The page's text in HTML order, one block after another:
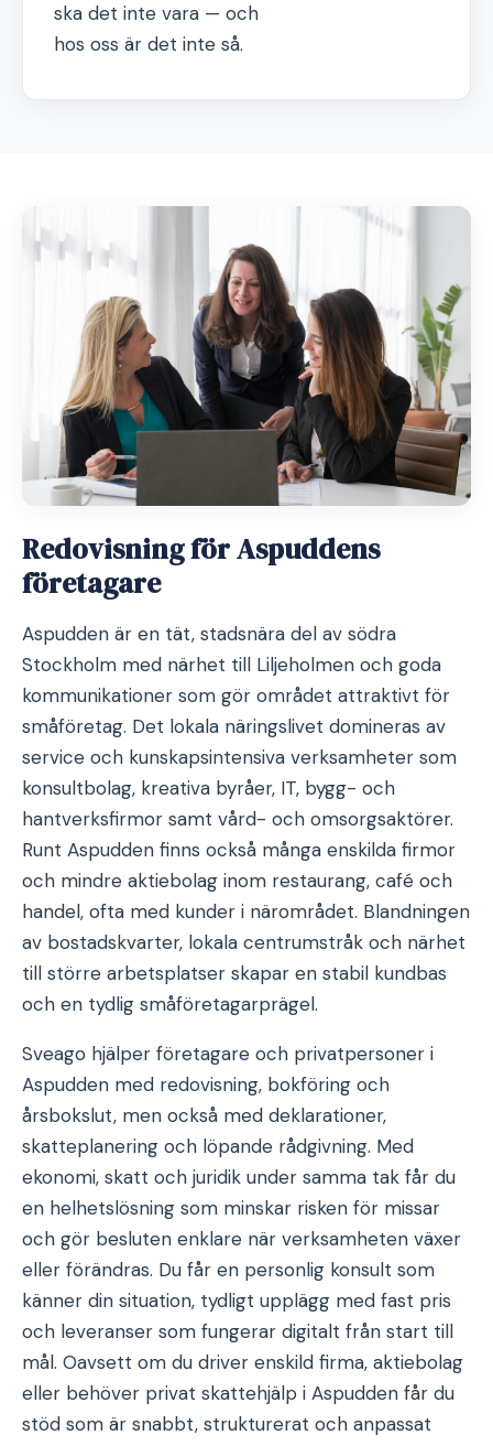
ska det inte vara — och
hos oss är det inte så.
Redovisning för Aspuddens
företagare
Aspudden är en tät, stadsnära del av södra
Stockholm med närhet till Liljeholmen och goda
kommunikationer som gör området attraktivt för
småföretag. Det lokala näringslivet domineras av
service och kunskapsintensiva verksamheter som
konsultbolag, kreativa byråer, IT, bygg- och
hantverksfirmor samt vård- och omsorgsaktörer.
Runt Aspudden finns också många enskilda firmor
och mindre aktiebolag inom restaurang, café och
handel, ofta med kunder i närområdet. Blandningen
av bostadskvarter, lokala centrumstråk och närhet
till större arbetsplatser skapar en stabil kundbas
och en tydlig småföretagarprägel.
Sveago hjälper företagare och privatpersoner i
Aspudden med redovisning, bokföring och
årsbokslut, men också med deklarationer,
skatteplanering och löpande rådgivning. Med
ekonomi, skatt och juridik under samma tak får du
en helhetslösning som minskar risken för missar
och gör besluten enklare när verksamheten växer
eller förändras. Du får en personlig konsult som
känner din situation, tydligt upplägg med fast pris
och leveranser som fungerar digitalt från start till
mål. Oavsett om du driver enskild firma, aktiebolag
eller behöver privat skattehjälp i Aspudden får du
stöd som är snabbt, strukturerat och anpassat